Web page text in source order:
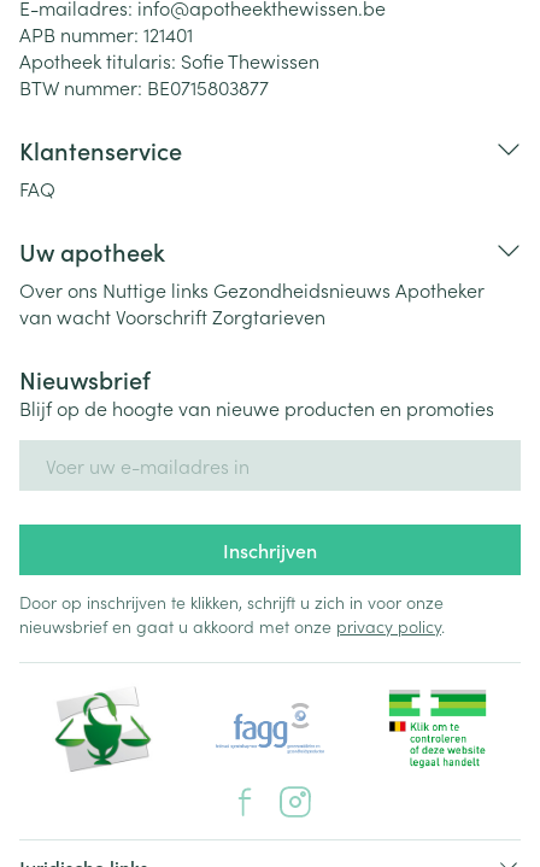
E-mailadres: info@apotheekthewissen.be
APB nummer: 121401
Apotheek titularis: Sofie Thewissen
BTW nummer: BE0715803877
Klantenservice
FAQ
Uw apotheek
Over ons Nuttige links Gezondheidsnieuws Apotheker
van wachtVoorschriftZorgtarieven
Nieuwsbrief
Blijf op de hoogte van nieuwe producten en promoties
Inschrijven
Door op inschrijven te klikken, schrijft u zich in voor onze
nieuwsbrief en gaat u akkoord met onze privacy policy.